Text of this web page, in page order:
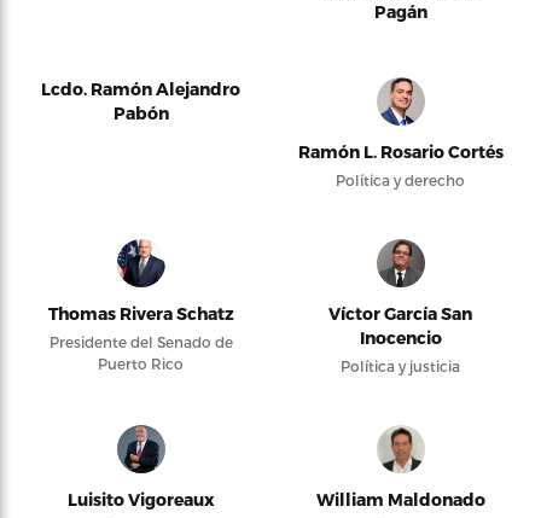
Pagán
Lcdo. Ramón Alejandro
Pabón
Ramón L. Rosario Cortés
Política y derecho
Thomas Rivera Schatz
Presidente del Senado de
Puerto Rico
Víctor García San
Inocencio
Política y justicia
Luisito Vigoreaux William Maldonado